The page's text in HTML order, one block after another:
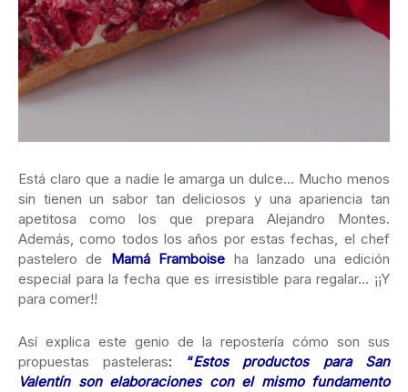
Está claro que a nadie le amarga un dulce… Mucho menos
sin tienen un sabor tan deliciosos y una apariencia tan
apetitosa como los que prepara Alejandro Montes.
Además, como todos los años por estas fechas, el chef
pastelero de Mamá Framboise ha lanzado una edición
especial para la fecha que es irresistible para regalar… ¡¡Y
para comer!!
Así explica este genio de la repostería cómo son sus
propuestas pasteleras: “Estos productos para San
Valentín son elaboraciones con el mismo fundamento